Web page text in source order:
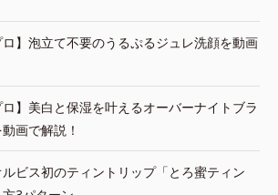
ロ】泡立て不要のうるぷるジュレ洗顔を動画
ロ】美白と保湿を叶えるオーバーナイトブラ
画で解説！
ルビス初のティントリップ「とろ蜜ティン